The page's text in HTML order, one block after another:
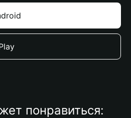
понравиться: